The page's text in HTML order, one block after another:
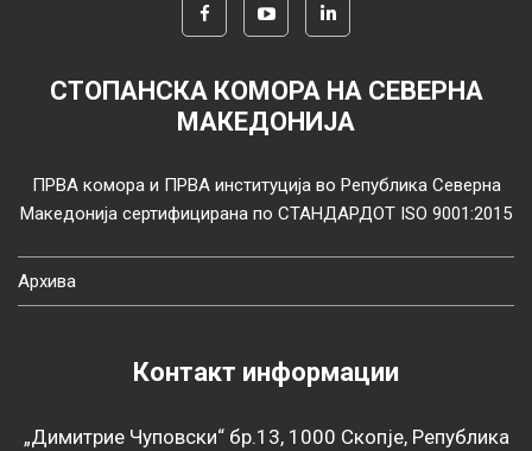
СТОПАНСКА КОМОРА НА СЕВЕРНА
МАКЕДОНИЈА
ПРВА комора и ПРВА институција во Република Северна
Македонија сертифицирана по СТАНДАРДОТ ISO 9001:2015
Архива
Контакт информации
„Димитрие Чуповски“ бр.13, 1000 Скопје, Република